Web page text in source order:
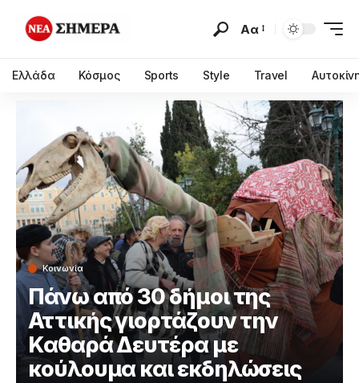
Αα
Ελλάδα Κόσμος Sports Style Travel
Κοινωνία
Πάνω από 30 δήμοι της
Αττικής γιορτάζουν την
Καθαρά Δευτέρα με
κούλουμα και εκδηλώσεις